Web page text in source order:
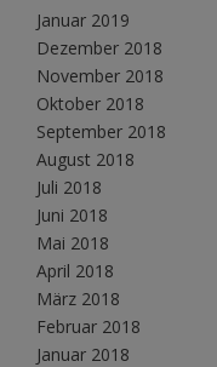
Januar 2019
Dezember 2018
November 2018
Oktober 2018
September 2018
August 2018
Juli 2018
Juni 2018
Mai 2018
April 2018
März 2018
Februar 2018
Januar 2018